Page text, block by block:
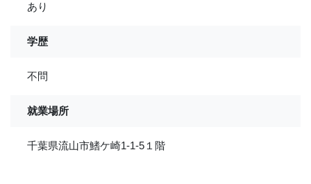
あり
学歴
不問
就業場所
千葉県流山市鰭ケ崎1-1-5１階